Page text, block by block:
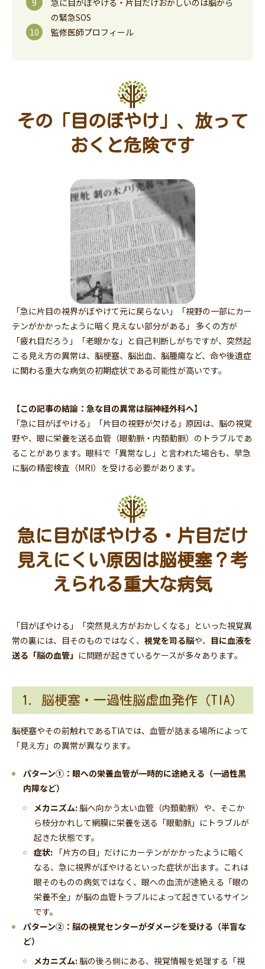
の緊急SOS
監修医師プロフィール
その「目のぼやけ」、放って
おくと危険です
「急に片目の視界がぼやけて元に戻らない」「視野の一部にカー
テンがかかったように暗く見えない部分がある」 多くの方が
「疲れ目だろう」「老眼かな」と自己判断しがちですが、突然起
こる見え方の異常は、脳梗塞、脳出血、脳腫瘍など、命や後遺症
に関わる重大な病気の初期症状である可能性が高いです。
【この記事の結論：急な目の異常は脳神経外科へ】
「急に目がぼやける」「片目の視野が欠ける」原因は、脳の視覚
野や、眼に栄養を送る血管（眼動脈・内頚動脈）のトラブルであ
ることがあります。眼科で「異常なし」と言われた場合も、早急
に脳の精密検査（MRI）を受ける必要があります。
急に目がぼやける・片目だけ
見えにくい原因は脳梗塞？考
えられる重大な病気
「目がぼやける」「突然見え方がおかしくなる」といった視覚異
常の裏には、目そのものではなく、 視覚を司る脳や、 目に血液を
送る「脳の血管」 に問題が起きているケースが多々あります。
1. 脳梗塞・一過性脳虚血発作（TIA）
脳梗塞やその前触れであるTIAでは、血管が詰まる場所によって
「見え方」の異常が異なります。
パターン①：眼への栄養血管が一時的に途絶える（一過性黒
内障など）
メカニズム: 脳へ向かう太い血管（内頚動脈）や、そこか
ら枝分かれして網膜に栄養を送る「眼動脈」にトラブルが
起きた状態です。
症状: 「片方の目」だけにカーテンがかかったように暗く
なる、急に視界がぼやけるといった症状が出ます。これは
眼そのものの病気ではなく、眼への血流が途絶える「眼の
栄養不全」が脳の血管トラブルによって起きているサイン
です。
パターン②：脳の視覚センターがダメージを受ける（半盲な
ど）
メカニズム: 脳の後ろ側にある、視覚情報を処理する「視